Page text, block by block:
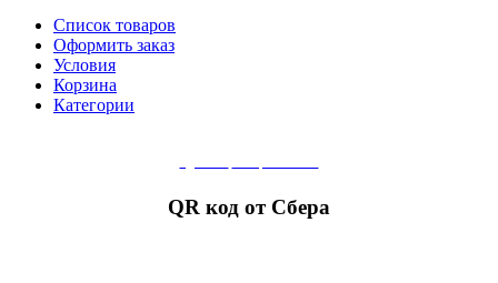
Список товаров
Оформить заказ
Условия
Корзина
Категории
QR код от Сбера